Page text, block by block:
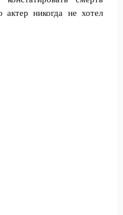
никогда не хотел